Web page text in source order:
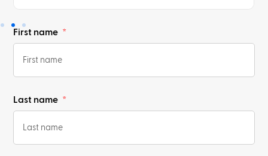
First name
Last name